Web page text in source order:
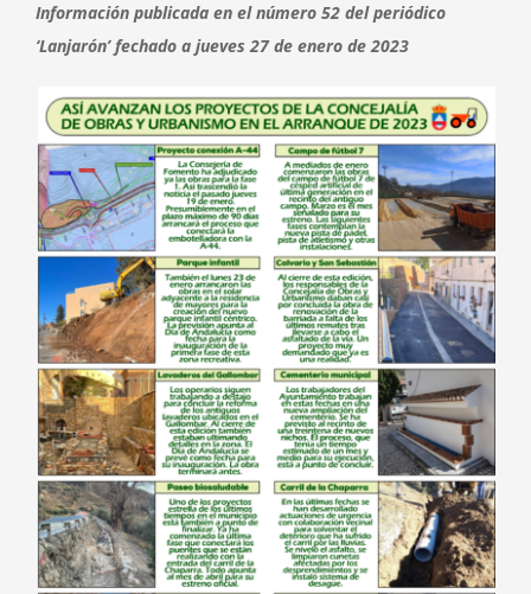
Información publicada en el número 52 del periódico
‘Lanjarón’ fechado a jueves 27 de enero de 2023